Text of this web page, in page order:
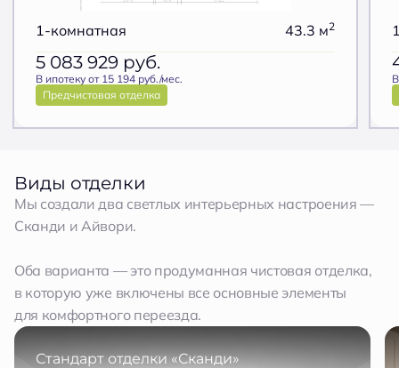
1-комнатная 43.3 м2
5 083 929 руб.
В ипотеку от 15 194 руб./мес.
Предчистовая отделка
Виды отделки
Мы создали два светлых интерьерных настроения —
Сканди и Айвори.
Оба варианта — это продуманная чистовая отделка,
в которую уже включены все основные элементы
для комфортного переезда.
Стандарт отделки «Сканди»